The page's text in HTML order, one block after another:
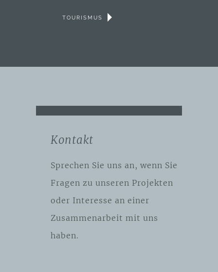
TOURISMUS
Kontakt
Sprechen Sie uns an, wenn Sie
Fragen zu unseren Projekten
oder Interesse an einer
Zusammenarbeit mit uns
haben.